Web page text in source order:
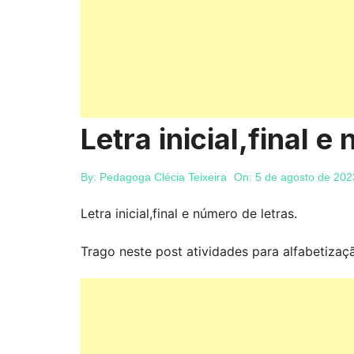
Letra inicial,final e
By: Pedagoga Clécia Teixeira On: 5 de agosto de
Letra inicial,final e número de letras.
Trago neste post atividades para